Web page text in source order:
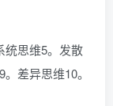
统思维5。发散
差异思维10。